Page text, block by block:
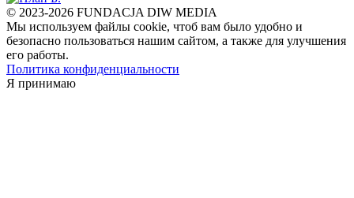
© 2023-2026 FUNDACJA DIW MEDIA
Мы используем файлы cookie, чтоб вам было удобно и
безопасно пользоваться нашим сайтом, а также для улучшения
его работы.
Политика конфиденциальности
Я принимаю